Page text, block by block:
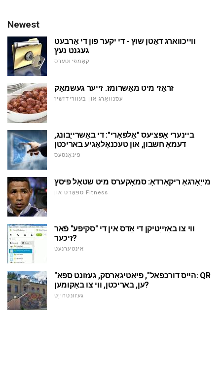
Newest
ווייכווארג דאַטן שוץ - די יקער פון די אַרבעט
געגנט נעץ
קאָמפּיוטערס
זראַזי מיט מאַשרומז. זייער געשמאַק
עסנוואַרג און בעוורידזשיז
ביינערי אָפּציעס "אַלפּאַרי": די באַשרייַבונג,
דעמאָ חשבון, און טעכנאָלאָגיע באריכטן
פינאַנסעס
מייַאָרגאַ ריקאַרדאָ: סמאָקערס מיט שטאָל פיסץ
ספּאָרט און Fitness
ווי צו באַזייַטיקן די אַדס אין די "סקיפּע" פֿאַר
זיכער?
אינטערנעט
"הייס דורכפֿאַל", פּיאַטיגאָרסק, געזונט ספּאַ: QR
ען, באריכטן, ווי צו באַקומען?
געזונטהייַט